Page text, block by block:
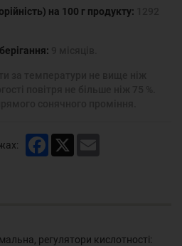
на 100 г продукту:
Facebook
регулятори кислотності: